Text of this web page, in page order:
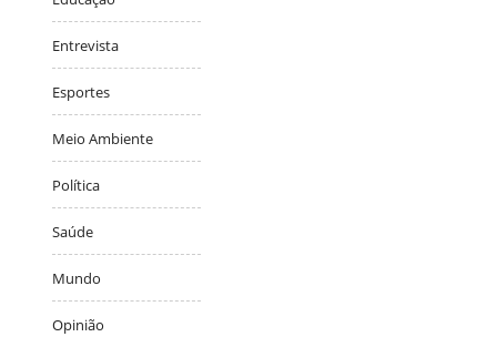
Entrevista
Esportes
Meio Ambiente
Política
Saúde
Mundo
Opinião